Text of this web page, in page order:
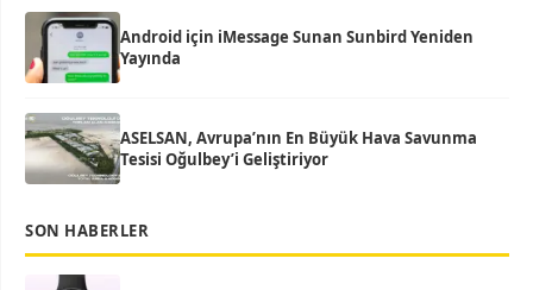
Android için iMessage Sunan Sunbird Yeniden
Yayında
ASELSAN, Avrupa’nın En Büyük Hava Savunma
Tesisi Oğulbey’i Geliştiriyor
SON HABERLER